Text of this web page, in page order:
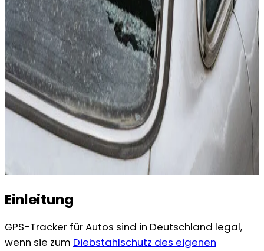
Einleitung
GPS-Tracker für Autos sind in Deutschland legal,
wenn sie zum Diebstahlschutz des eigenen